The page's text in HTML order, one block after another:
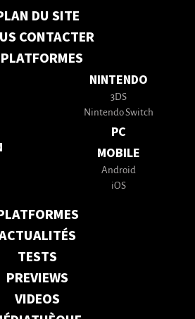
DU SITE
CONTACTER
PLATFORMES
NINTENDO
3DS
Nintendo Switch
PC
MOBILE
Android
iOS
TESTS
PREVIEWS
VIDEOS